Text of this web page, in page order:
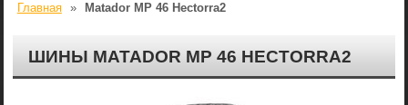
Главная » Matador MP 46 Hectorra2
ШИНЫ MATADOR MP 46 HECTORRA2